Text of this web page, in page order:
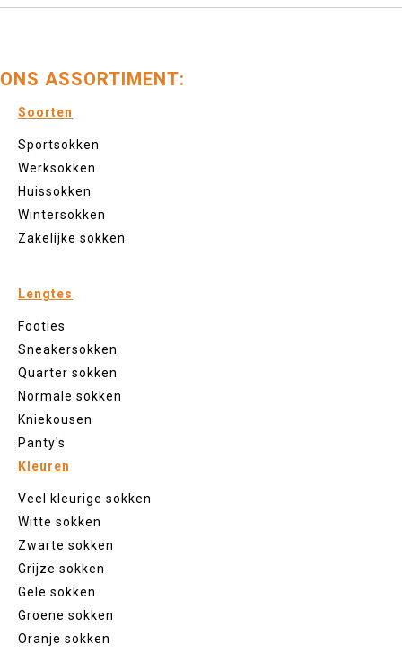
ONS ASSORTIMENT:
Soorten
Sportsokken
Werksokken
Huissokken
Wintersokken
Zakelijke sokken
Lengtes
Footies
Sneakersokken
Quarter sokken
Normale sokken
Kniekousen
Panty's
Kleuren
Veel kleurige sokken
Witte sokken
Zwarte sokken
Grijze sokken
Gele sokken
Groene sokken
Oranje sokken